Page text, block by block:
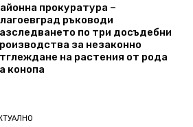
прокуратура –
ръководи
по три досъдебни
за незаконно
на растения от рода
конопа